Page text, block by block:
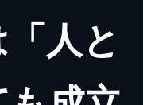
人と